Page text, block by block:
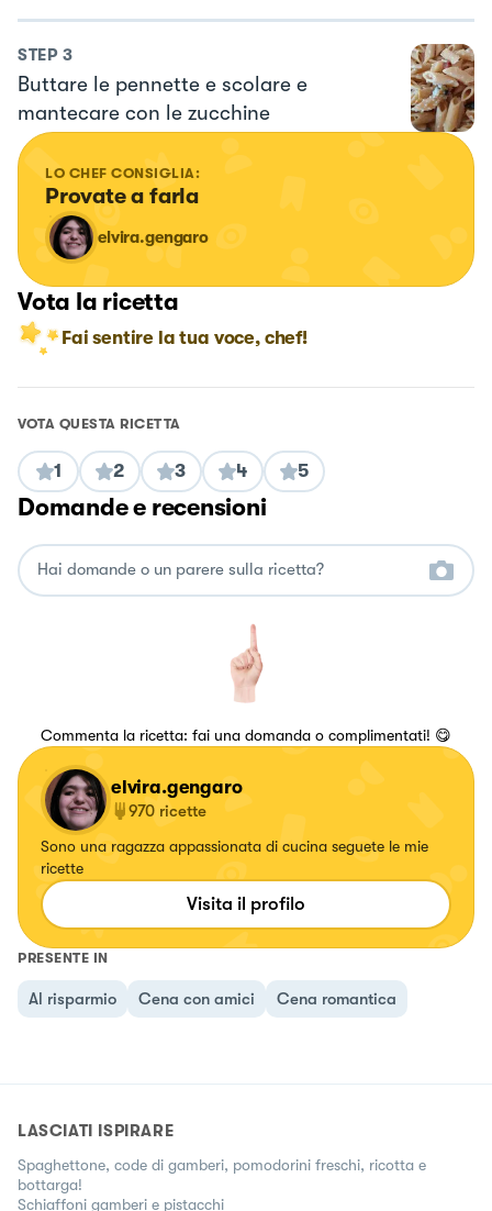
STEP 3
Buttare le pennette e scolare e
mantecare con le zucchine
LO CHEF CONSIGLIA:
Provate a farla
elvira.gengaro
Vota la ricetta
Fai sentire la tua voce, chef!
VOTA QUESTA RICETTA
1 2 3 4 5
Domande e recensioni
Commenta la ricetta: fai una domanda o complimentati! 😋
elvira.gengaro
970 ricette
Sono una ragazza appassionata di cucina seguete le mie
ricette
Visita il profilo
PRESENTE IN
Al risparmio Cena con amici Cena romantica
LASCIATI ISPIRARE
Spaghettone, code di gamberi, pomodorini freschi, ricotta e
bottarga!
Schiaffoni gamberi e pistacchi